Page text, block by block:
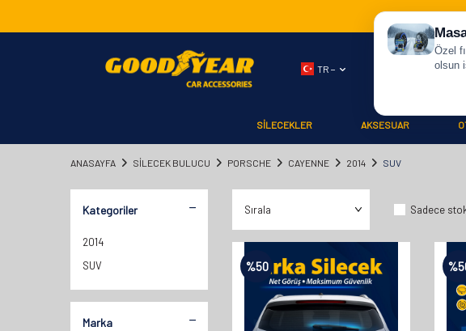
TR −
SİLECEKLER AKSESUAR
ANASAYFA SILECEK BULUCU PORSCHE CAYENNE 2014 SUV
Kategoriler
2014
SUV
Marka
Sadece
%50 %